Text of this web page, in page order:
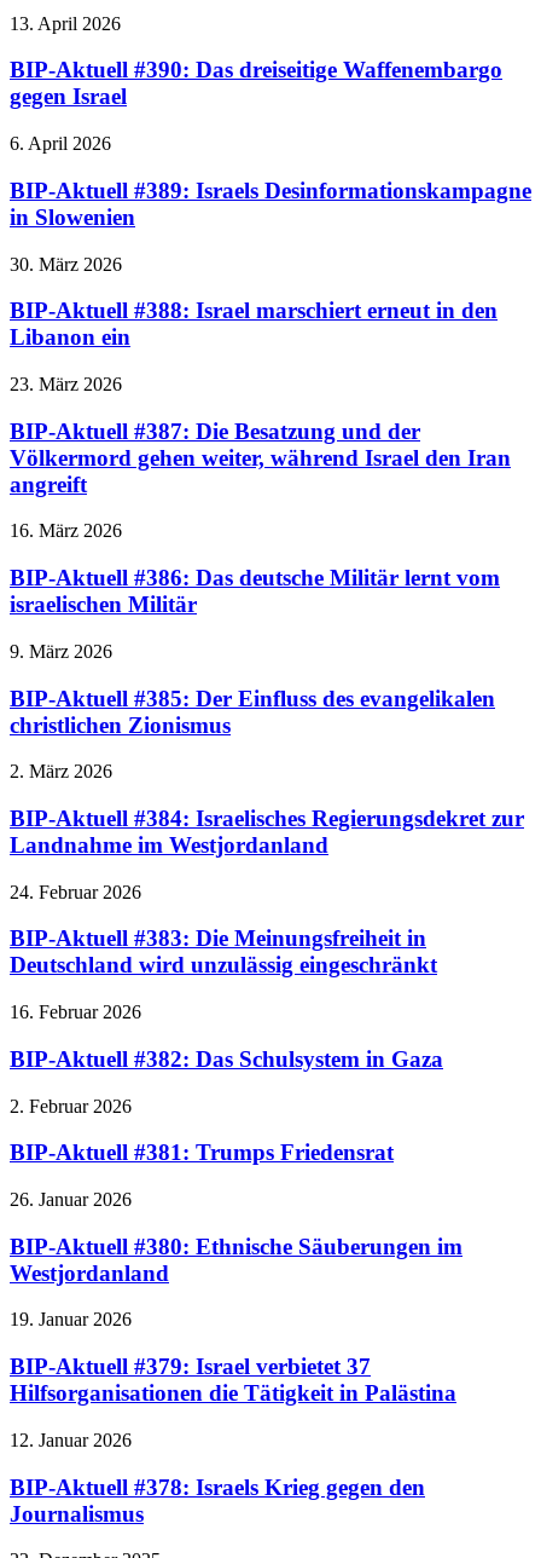
13. April 2026
BIP-Aktuell #390: Das dreiseitige Waffenembargo
gegen Israel
6. April 2026
BIP-Aktuell #389: Israels Desinformationskampagne
in Slowenien
30. März 2026
BIP-Aktuell #388: Israel marschiert erneut in den
Libanon ein
23. März 2026
BIP-Aktuell #387: Die Besatzung und der
Völkermord gehen weiter, während Israel den Iran
angreift
16. März 2026
BIP-Aktuell #386: Das deutsche Militär lernt vom
israelischen Militär
9. März 2026
BIP-Aktuell #385: Der Einfluss des evangelikalen
christlichen Zionismus
2. März 2026
BIP-Aktuell #384: Israelisches Regierungsdekret zur
Landnahme im Westjordanland
24. Februar 2026
BIP-Aktuell #383: Die Meinungsfreiheit in
Deutschland wird unzulässig eingeschränkt
16. Februar 2026
BIP-Aktuell #382: Das Schulsystem in Gaza
2. Februar 2026
BIP-Aktuell #381: Trumps Friedensrat
26. Januar 2026
BIP-Aktuell #380: Ethnische Säuberungen im
Westjordanland
19. Januar 2026
BIP-Aktuell #379: Israel verbietet 37
Hilfsorganisationen die Tätigkeit in Palästina
12. Januar 2026
BIP-Aktuell #378: Israels Krieg gegen den
Journalismus